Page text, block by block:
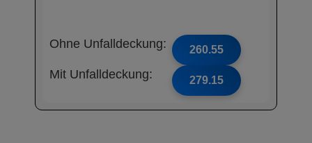
Ohne Unfalldeckung: 260.55
Mit Unfalldeckung: 279.15